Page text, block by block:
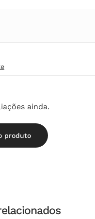
ainda.
produto